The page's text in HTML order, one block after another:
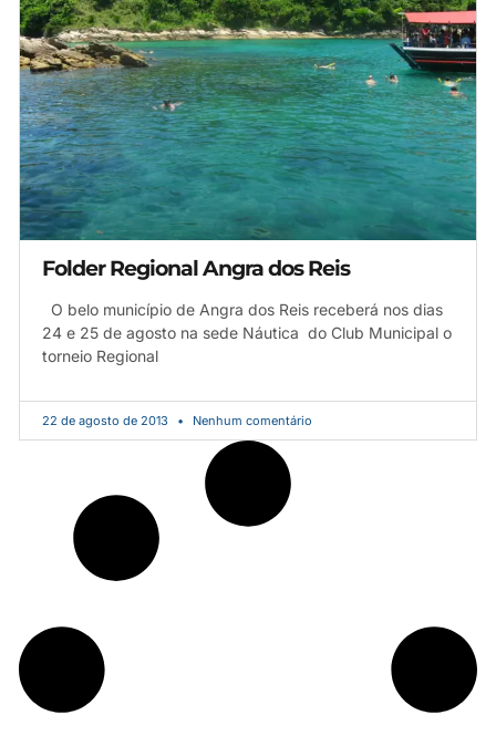
Folder Regional Angra dos Reis
O belo município de Angra dos Reis receberá nos dias
24 e 25 de agosto na sede Náutica do Club Municipal o
torneio Regional
22 de agosto de 2013 Nenhum comentário